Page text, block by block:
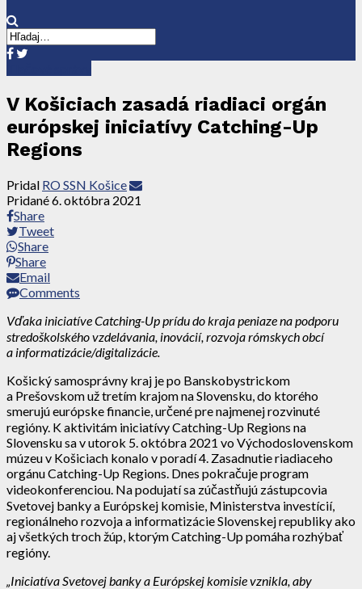
V Košiciach zasadá riadiaci orgán
európskej iniciatívy Catching-Up
Regions
Pridal RO SSN Košice
Pridané6. októbra 2021
Share
Tweet
Share
Share
Email
Comments
Vďaka iniciatíve Catching-Up prídu do kraja peniaze na podporu
stredoškolského vzdelávania, inovácií, rozvoja rómskych obcí
a informatizácie/digitalizácie.
Košický samosprávny kraj je po Banskobystrickom
a Prešovskom už tretím krajom na Slovensku, do ktorého
smerujú európske financie, určené pre najmenej rozvinuté
regióny. K aktivitám iniciatívy Catching-Up Regions na
Slovensku sa v utorok 5. októbra 2021 vo Východoslovenskom
múzeu v Košiciach konalo v poradí 4. Zasadnutie riadiaceho
orgánu Catching-Up Regions. Dnes pokračuje program
videokonferenciou. Na podujatí sa zúčastňujú zástupcovia
Svetovej banky a Európskej komisie, Ministerstva investícií,
regionálneho rozvoja a informatizácie Slovenskej republiky ako
aj všetkých troch žúp, ktorým Catching-Up pomáha rozhýbať
regióny.
„Iniciatíva Svetovej banky a Európskej komisie vznikla, aby